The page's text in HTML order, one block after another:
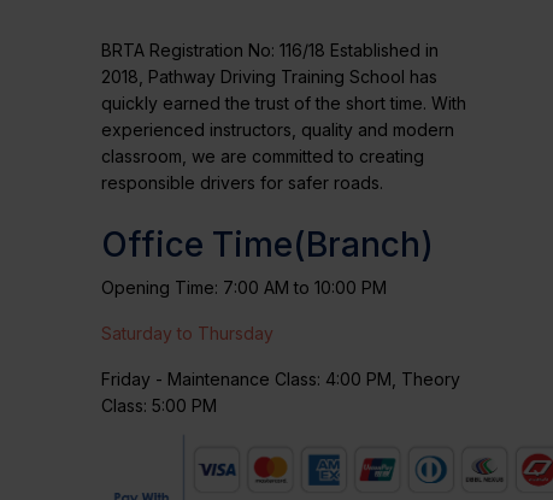
BRTA Registration No: 116/18 Established in
2018, Pathway Driving Training School has
quickly earned the trust of the short time. With
experienced instructors, quality and modern
classroom, we are committed to creating
responsible drivers for safer roads.
Office Time(Branch)
Opening Time: 7:00 AM to 10:00 PM
Saturday to Thursday
Friday - Maintenance Class: 4:00 PM, Theory
Class: 5:00 PM